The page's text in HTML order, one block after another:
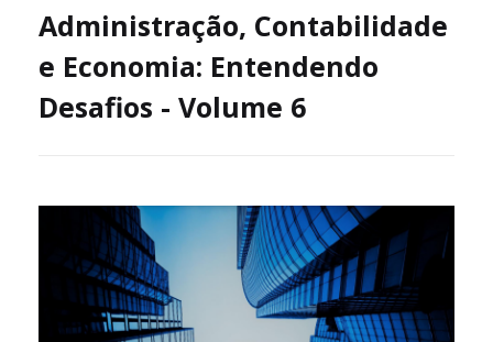
Administração, Contabilidade
e Economia: Entendendo
Desafios - Volume 6